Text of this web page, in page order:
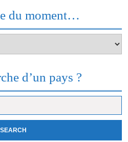
du moment…
d’un pays ?